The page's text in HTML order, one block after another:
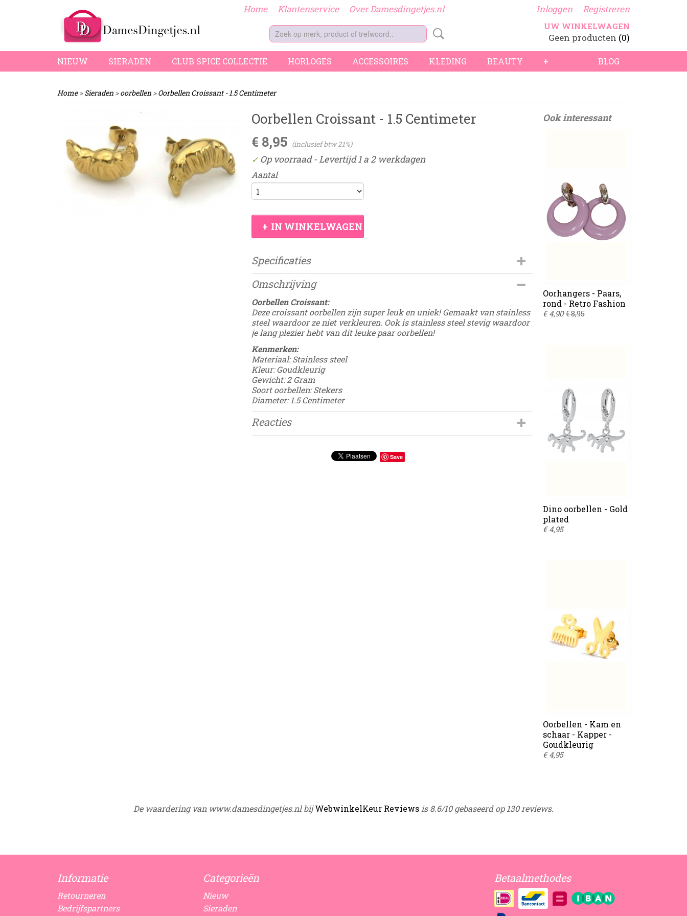
Home Klantenservice Over Damesdingetjes.nl Inloggen Registreren
UW WINKELWAGEN
Geen producten (0)
BLOG
NIEUW SIERADEN CLUB SPICE COLLECTIE HORLOGES ACCESSOIRES KLEDING BEAUTY +
Home>Sieraden >oorbellen >Oorbellen Croissant - 1.5 Centimeter
Oorbellen Croissant - 1.5 Centimeter
€ 8,95 (inclusief btw 21%)
✓ Op voorraad- Levertijd 1 a 2 werkdagen
Aantal
IN WINKELWAGEN
Specificaties
Productcode
EAN code
Omschrijving
Oorbellen Croissant:
Deze croissant oorbellen zijn super leuk en uniek! Gemaakt van stainless
steel waardoor ze niet verkleuren. Ook is stainless steel stevig waardoor
je lang plezier hebt van dit leuke paar oorbellen!
Kenmerken:
Materiaal: Stainless steel
Kleur: Goudkleurig
Gewicht: 2 Gram
Soort oorbellen: Stekers
Diameter: 1.5 Centimeter
Reacties
Save
Ook interessant
Oorhangers - Paars,
rond - Retro Fashion
€ 4,90 € 8,95
Dino oorbellen - Gold
plated
€ 4,95
Oorbellen - Kam en
schaar - Kapper -
Goudkleurig
€ 4,95
De waardering van www.damesdingetjes.nl bijWebwinkelKeur Reviews is 8.6/10 gebaseerd op 130 reviews.
Informatie
Retourneren
Bedrijfspartners
Categorieën
Nieuw
Sieraden
Betaalmethodes